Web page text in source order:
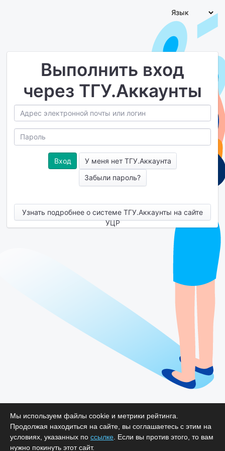
Выполнить вход
через ТГУ.Аккаунты
У меня нет ТГУ.Аккаунта
Забыли пароль?
Узнать подробнее о системе ТГУ.Аккаунты на сайте
УЦР
Мы используем файлы cookie и метрики рейтинга.
Продолжая находиться на сайте, вы соглашаетесь с этим на
условиях, указанных по ссылке . Если вы против этого, то вам
нужно покинуть этот сайт.